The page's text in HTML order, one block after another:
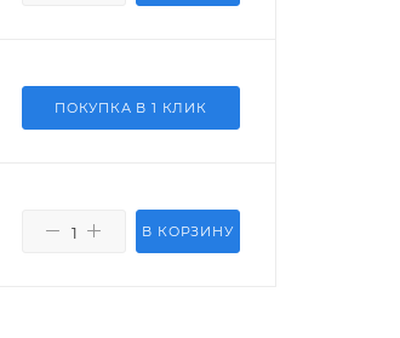
ПОКУПКА В 1 КЛИК
В КОРЗИНУ